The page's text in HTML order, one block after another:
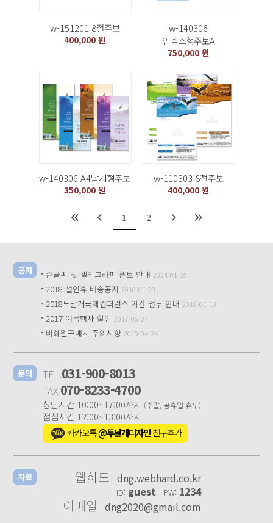
w-151201 8절주보
400,000 원
w-140306
인덱스형주보A
750,000 원
w-140306 A4날개형주보
350,000 원
w-110303 8절주보
400,000 원
1 2
공지 · 손글씨 및 캘리그라피 폰트 안내 2024-01-05
· 2018 설연휴 배송공지 2018-01-29
· 2018두날개국제컨퍼런스 기간 업무 안내 2018-01-19
· 2017 여름행사 할인 2017-06-27
· 비회원구매시 주의사항 2015-04-24
문의 TEL.031-900-8013
FAX.070-8233-4700
상담시간 10:00~17:00까지 (주말, 공휴일 휴무)
점심시간 12:00~13:00까지
카카오톡@두날개디자인친구추가
자료 웹하드 dng.webhard.co.kr
ID: guest PW: 1234
이메일 dng2020@gmail.com